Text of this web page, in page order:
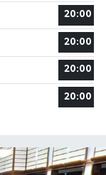
20:00
20:00
20:00
20:00